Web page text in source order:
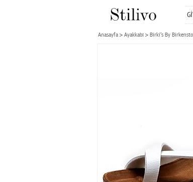
Anasayfa Ayakkabı Birki‘s By